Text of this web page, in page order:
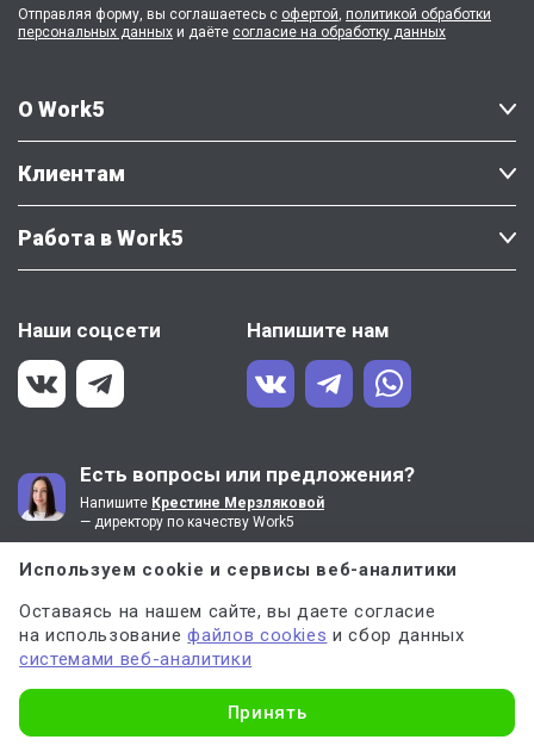
О Work5
Клиентам
Работа в Work5
Наши соцсети Напишите нам
Есть вопросы или предложения?
Напишите Крестине Мерзляковой
— директору по качеству Work5
Пользовательское соглашение
Отправляя форму, вы соглашаетесь с офертой, политикой обработки
персональных данных и даёте согласие на обработку данных
8 (800) 100-55-31
Контактный центр
Используем cookie и сервисы веб-аналитики
Оставаясь на нашем сайте, вы даете согласие
на использованиефайлов cookies и сбор данных
системами веб-аналитики
Принять